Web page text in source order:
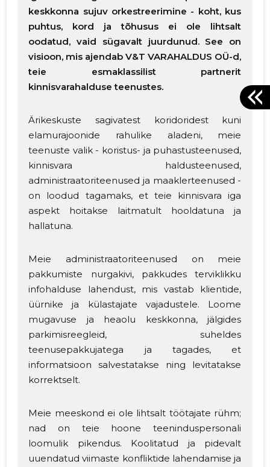
keskkonna sujuv orkestreerimine - koht, kus
puhtus, kord ja tõhusus ei ole lihtsalt
oodatud, vaid sügavalt juurdunud. See on
visioon, mis ajendab V&T VARAHALDUS OÜ-d,
teie esmaklassilist partnerit
kinnisvarahalduse teenustes.
Ärikeskuste sagivatest koridoridest kuni
elamurajoonide rahulike aladeni, meie
teenuste valik - koristus- ja puhastusteenused,
kinnisvara haldusteenused,
administraatoriteenused ja maaklerteenused -
on loodud tagamaks, et teie kinnisvara iga
aspekt hoitakse laitmatult hooldatuna ja
hallatuna.
Meie administraatoriteenused on meie
pakkumiste nurgakivi, pakkudes terviklikku
infohalduse lahendust, mis vastab klientide,
üürnike ja külastajate vajadustele. Loome
mugavuse ja heaolu keskkonna, jälgides
parkimisreegleid, suheldes
teenusepakkujatega ja tagades, et
informatsioon salvestatakse ning levitatakse
korrektselt.
Meie meeskond ei ole lihtsalt töötajate rühm;
nad on teie hoone teeninduspersonali
loomulik pikendus. Koolitatud ja pidevalt
uuendatud viimaste konfliktide lahendamise ja